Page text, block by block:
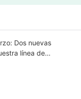
Dos nuevas
línea de